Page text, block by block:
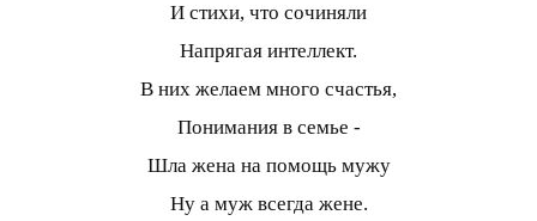
И стихи, что сочиняли
Напрягая интеллект.
В них желаем много счастья,
Понимания в семье -
Шла жена на помощь мужу
Ну а муж всегда жене.